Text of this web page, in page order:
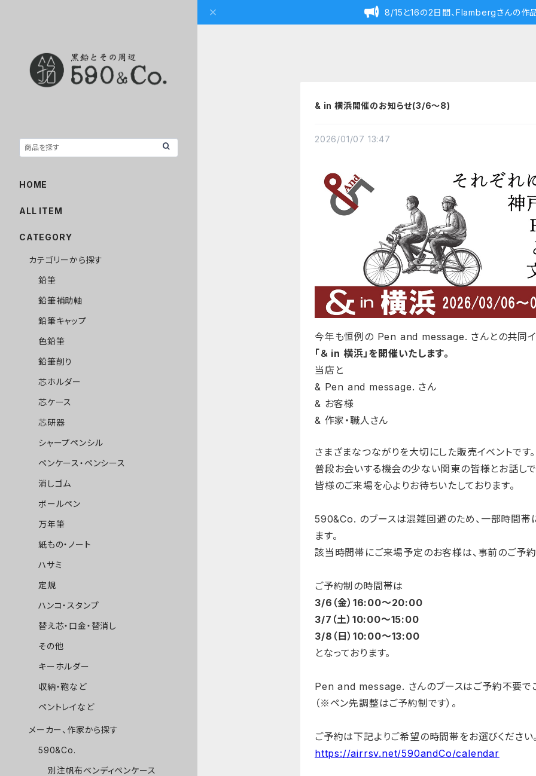
8/15と16の2日間、Flambergさんの作
& in 横浜開催のお知らせ(3/6〜8)
2026/01/07 13:47
今年も恒例の Pen and message. さんとの共同イ
「＆ in 横浜」を開催いたします。
当店と
& Pen and message. さん
& お客様
& 作家・職人さん
さまざまなつながりを大切にした販売イベントです。
普段お会いする機会の少ない関東の皆様とお話しで
皆様のご来場を心よりお待ちいたしております。
590&Co. のブースは混雑回避のため、 一部時間帯
ます。
該当時間帯にご来場予定のお客様は、事前のご予約
ご予約制の時間帯は
3/6（金）16:00〜20:00
3/7（土）10:00〜15:00
3/8（日）10:00〜13:00
となっております。
Pen and message. さんのブースはご予約不要で
（※ペン先調整はご予約制です）。
ご予約は下記よりご希望の時間帯をお選びください
https://airrsv.net/590andCo/calendar
HOME
ALL ITEM
CATEGORY
カテゴリーから探す
鉛筆
鉛筆補助軸
鉛筆キャップ
色鉛筆
鉛筆削り
芯ホルダー
芯ケース
芯研器
シャープペンシル
ペンケース・ペンシース
消しゴム
ボールペン
万年筆
紙もの・ノート
ハサミ
定規
ハンコ・スタンプ
替え芯・口金・替消し
その他
キーホルダー
収納・鞄など
ペントレイなど
メーカー、作家から探す
590&Co.
別注帆布ベンディペンケース